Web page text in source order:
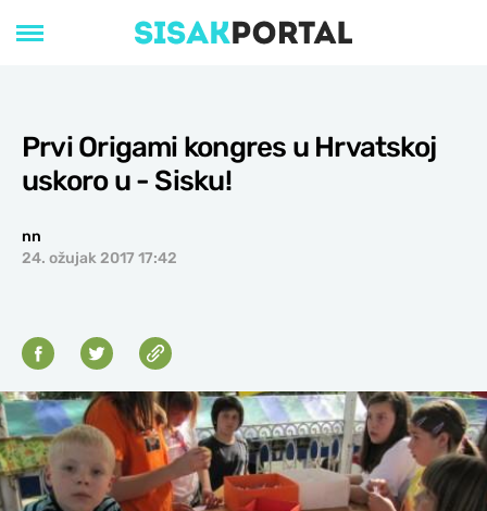
Prvi Origami kongres u Hrvatskoj
uskoro u - Sisku!
nn
24. ožujak 2017 17:42